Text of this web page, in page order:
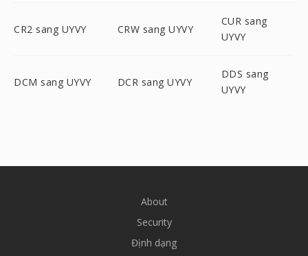
CR2 sang UYVY CRW sang UYVY
CUR sang
UYVY
DCM sang UYVY DCR sang UYVY
DDS sang
UYVY
About
Security
Định dạng